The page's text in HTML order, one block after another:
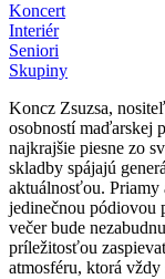
Koncert
Interiér
Seniori
Skupiny
Koncz Zsuzsa,
osobností maďarskej
najkrajšie piesne zo
skladby spájajú
aktuálnosťou. Priamy
jedinečnou pódiovou
večer bude
príležitosťou
atmosféru, ktorá